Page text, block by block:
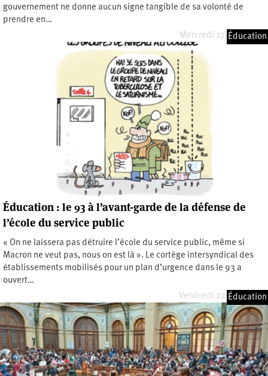
gouvernement ne donne aucun signe tangible de sa volonté de
prendre en…
Mercredi 27 mars 2024
Éducation
Éducation : le 93 à l’avant-garde de la défense de
l’école du service public
« On ne laissera pas détruire l’école du service public, même si
Macron ne veut pas, nous on est là ». Le cortège intersyndical des
établissements mobilisés pour un plan d’urgence dans le 93 a
ouvert…
Vendredi 22 mars 2024
Éducation